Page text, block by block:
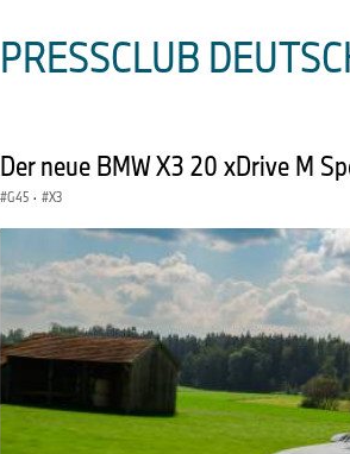
PRESSCLUB
Der neue BMW X3 20 xDrive M
G45 · X3